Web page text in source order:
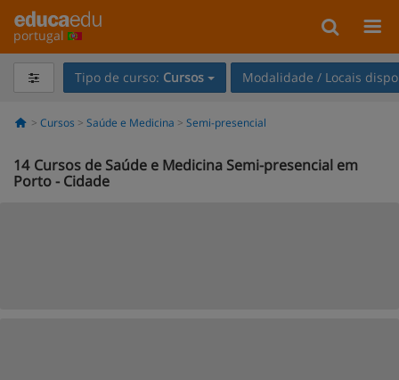
portugal
Tipo de curso: Cursos Modalidade / Locais
Cursos Saúde e Medicina Semi-presencial
14 Cursos de Saúde e Medicina Semi-presencial em
Porto - Cidade